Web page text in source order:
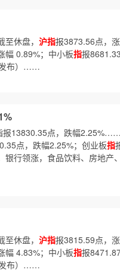
休盘， 沪指报3873.56点，
幅 0.89%；中小板指报
发布）……
报13830.35点，跌幅
点，跌幅2.25%；创业板指
行领涨，食品饮料、房地产
休盘， 沪指报3815.59点，
幅 4.83%；中小板指报
发布）……